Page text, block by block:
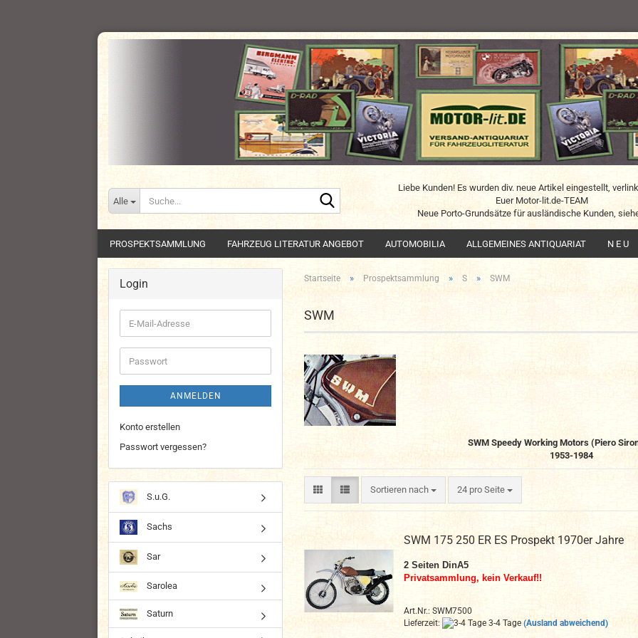
Alle
Suche...
Liebe Kunden! Es wurden div. neue Artikel eingestellt,
Euer Motor-lit.de-TEAM
Neue Porto-Grundsätze für ausländische Kunden,
PROSPEKTSAMMLUNG FAHRZEUG LITERATUR ANGEBOT AUTOMOBILIA ALLGEMEINES ANTIQUARIAT N E U
Startseite » Prospektsammlung » S » SWM
SWM
SWM Speedy Working Motors (Piero
1953-1984
Sortieren nach
Sortieren nach 24 pro Seite
pro Seite
SWM 175 250 ER ES Prospekt 1970er Jahre
2 Seiten DinA5
Privatsammlung, kein Verkauf!!
Art.Nr.: SWM7500
Lieferzeit:
3-4 Tage (Ausland abweichend)
Login
E-
Mail-
Adresse
Passwort
ANMELDEN
Konto erstellen
Passwort vergessen?
S.u.G.
Sachs
Sar
Sarolea
Saturn